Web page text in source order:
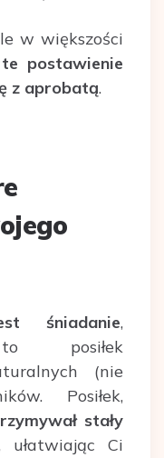
w większości
postawienie
z aprobatą.
śniadanie,
posiłek
(nie
Posiłek,
stały
ułatwiając Ci